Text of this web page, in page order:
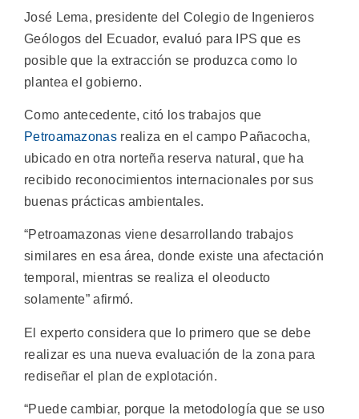
José Lema, presidente del Colegio de Ingenieros
Geólogos del Ecuador, evaluó para IPS que es
posible que la extracción se produzca como lo
plantea el gobierno.
Como antecedente, citó los trabajos que
Petroamazonasrealiza en el campo Pañacocha,
ubicado en otra norteña reserva natural, que ha
recibido reconocimientos internacionales por sus
buenas prácticas ambientales.
“Petroamazonas viene desarrollando trabajos
similares en esa área, donde existe una afectación
temporal, mientras se realiza el oleoducto
solamente” afirmó.
El experto considera que lo primero que se debe
realizar es una nueva evaluación de la zona para
rediseñar el plan de explotación.
“Puede cambiar, porque la metodología que se uso